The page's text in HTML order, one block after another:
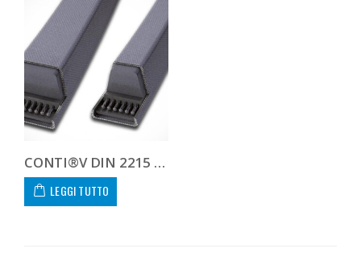
CONTI®V DIN 2215 32.0X9906
LEGGI TUTTO